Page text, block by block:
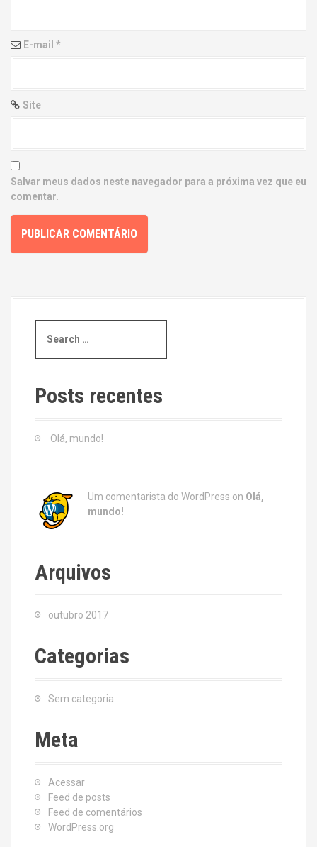
n E-mail *
Site
Salvar meus dados neste navegador para a próxima vez que eu
comentar.
a
c
h
Posts recentes
Olá, mundo!
Um comentarista do WordPress on Olá,
mundo!
Arquivos
outubro 2017
Categorias
Sem categoria
Meta
Acessar
Feed de posts
Feed de comentários
WordPress.org